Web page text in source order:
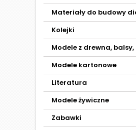
Materiały do budowy
Kolejki
Modele z drewna,
Modele kartonowe
Literatura
Modele żywiczne
Zabawki